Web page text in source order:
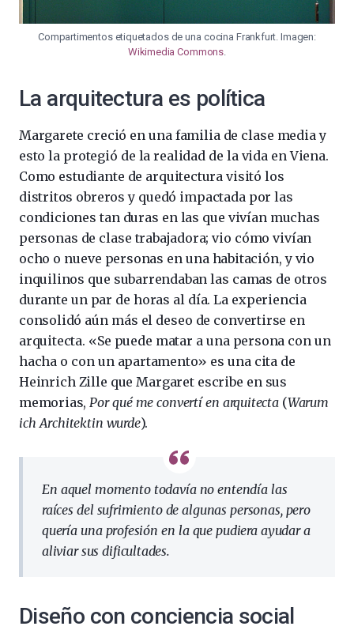
Compartimentos etiquetados de una cocina Frankfurt. Imagen:
Wikimedia Commons
La arquitectura es política
Margarete creció en una familia de clase media y
esto la protegió de la realidad de la vida en Viena.
Como estudiante de arquitectura visitó los
distritos obreros y quedó impactada por las
condiciones tan duras en las que vivían muchas
personas de clase trabajadora; vio cómo vivían
ocho o nueve personas en una habitación, y vio
inquilinos que subarrendaban las camas de otros
durante un par de horas al día. La experiencia
consolidó aún más el deseo de convertirse en
arquitecta. «Se puede matar a una persona con un
hacha o con un apartamento» es una cita de
Heinrich Zille que Margaret escribe en sus
memorias, Por qué me convertí en arquitecta(Warum
ich Architektin wurde).
En aquel momento todavía no entendía las
raíces del sufrimiento de algunas personas, pero
quería una profesión en la que pudiera ayudar a
aliviar sus dificultades.
Diseño con conciencia social